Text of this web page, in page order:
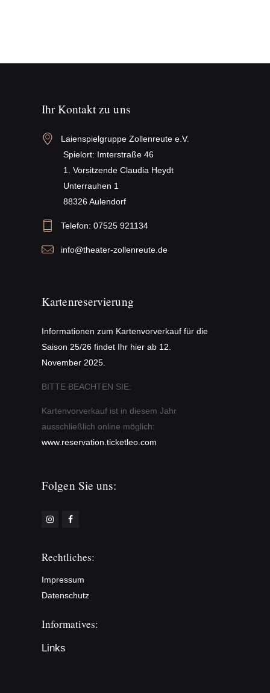
Ihr Kontakt zu uns
Laienspielgruppe Zollenreute e.V.
Spielort: Imterstraße 46
1. Vorsitzende Claudia Heydt
Unterrauhen 1
88326 Aulendorf
Telefon: 07525 921134
info@theater-zollenreute.de
Kartenreservierung
Informationen zum Kartenvorverkauf für die
Saison 25/26 findet Ihr hier ab 12.
November 2025.
BITTE BEACHTEN SIE:
Kartenvorverkauf ist in diesem Jahr
ausschließlich online möglich:
www.reservation.ticketleo.com
Folgen Sie uns:
Rechtliches:
Impressum
Datenschutz
Informatives:
Links